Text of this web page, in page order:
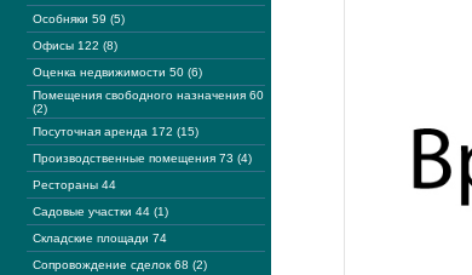
Особняки 59 (5)
Офисы 122 (8)
Оценка недвижимости 50 (6)
Помещения свободного назначения 60
(2)
Посуточная аренда 172 (15)
Производственные помещения 73 (4)
Рестораны 44
Садовые участки 44 (1)
Складские площади 74
Сопровождение сделок 68 (2)